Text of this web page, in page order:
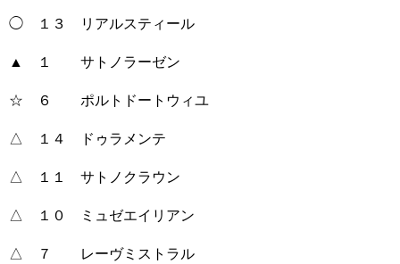
◯ １３ リアルスティール
▲ １ サトノラーゼン
☆ ６ ポルトドートウィユ
△ １４ ドゥラメンテ
△ １１ サトノクラウン
△ １０ ミュゼエイリアン
△ ７ レーヴミストラル